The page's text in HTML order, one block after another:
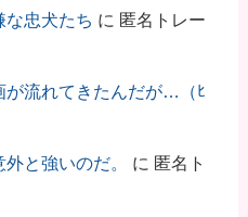
な忠犬たち に 匿名トレー
が流れてきたんだが…（ﾋ
と強いのだ。 に 匿名ト